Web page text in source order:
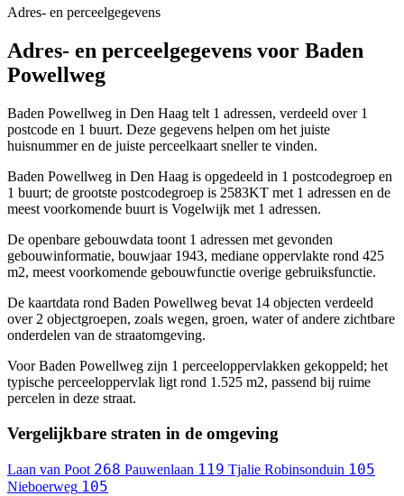
Adres- en perceelgegevens
Adres- en perceelgegevens voor Baden
Powellweg
Baden Powellweg in Den Haag telt 1 adressen, verdeeld over 1
postcode en 1 buurt. Deze gegevens helpen om het juiste
huisnummer en de juiste perceelkaart sneller te vinden.
Baden Powellweg in Den Haag is opgedeeld in 1 postcodegroep en
1 buurt; de grootste postcodegroep is 2583KT met 1 adressen en de
meest voorkomende buurt is Vogelwijk met 1 adressen.
De openbare gebouwdata toont 1 adressen met gevonden
gebouwinformatie, bouwjaar 1943, mediane oppervlakte rond 425
m2, meest voorkomende gebouwfunctie overige gebruiksfunctie.
De kaartdata rond Baden Powellweg bevat 14 objecten verdeeld
over 2 objectgroepen, zoals wegen, groen, water of andere zichtbare
onderdelen van de straatomgeving.
Voor Baden Powellweg zijn 1 perceeloppervlakken gekoppeld; het
typische perceeloppervlak ligt rond 1.525 m2, passend bij ruime
percelen in deze straat.
Vergelijkbare straten in de omgeving
Laan van Poot 268 Pauwenlaan 119 Tjalie Robinsonduin 105
Nieboerweg 105